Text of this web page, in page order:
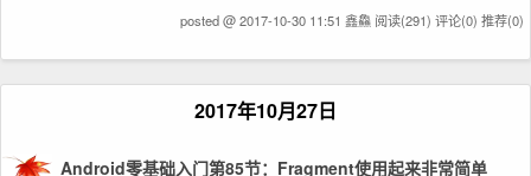
posted @ 2017-10-30 11:51 鑫鱻 阅读(291) 评论(0) 推荐(0)
2017年10月27日
Android零基础入门第85节：Fragment使用起来非常简单